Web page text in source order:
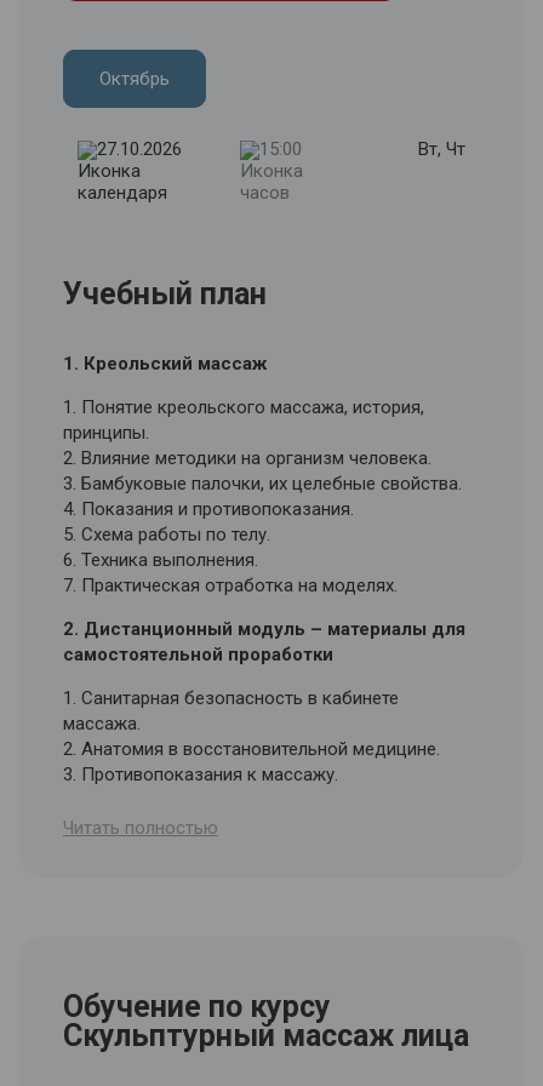
Октябрь
27.10.2026 15:00 Вт, Чт
Учебный план
1. Креольский массаж
1. Понятие креольского массажа, история,
принципы.
2. Влияние методики на организм человека.
3. Бамбуковые палочки, их целебные свойства.
4. Показания и противопоказания.
5. Схема работы по телу.
6. Техника выполнения.
7. Практическая отработка на моделях.
2. Дистанционный модуль – материалы для
самостоятельной проработки
1. Санитарная безопасность в кабинете
массажа.
2. Анатомия в восстановительной медицине.
3. Противопоказания к массажу.
эфиров.
Читать полностью
Обучение по курсу
Скульптурный массаж лица